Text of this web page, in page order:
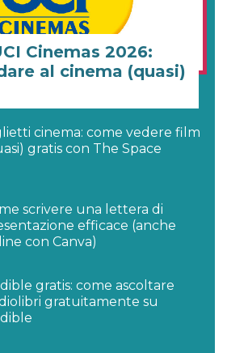
Cinemas 2026:
al cinema (quasi)
cinema: come vedere film
gratis con The Space
scrivere una lettera di
efficace (anche
con Canva)
gratis: come ascoltare
gratuitamente su